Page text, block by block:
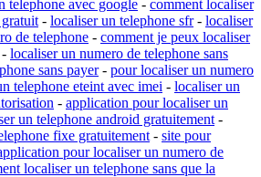
telephone avec google - comment localiser
- localiser un telephone sfr- localiser
de telephone - comment je peux localiser
- localiser un numero de telephone sans
sans payer- pour localiser un numero
telephone eteint avec imei - localiser un
- application pour localiser un
un telephone android gratuitement -
fixe gratuitement - site pour
pour localiser un numero de
localiser un telephone sans que la